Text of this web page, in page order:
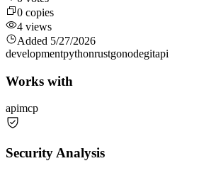
0 copies
4 views
Added 5/27/2026
developmentpythonrustgonodegitapi
Works with
apimcp
Security Analysis